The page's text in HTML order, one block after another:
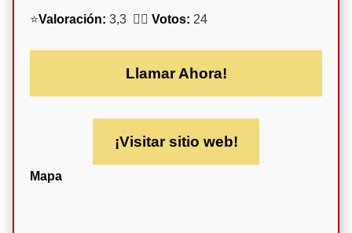
⭐Valoración: 3,3 🕵️‍♀️ Votos: 24
Llamar Ahora!
¡Visitar sitio web!
Mapa